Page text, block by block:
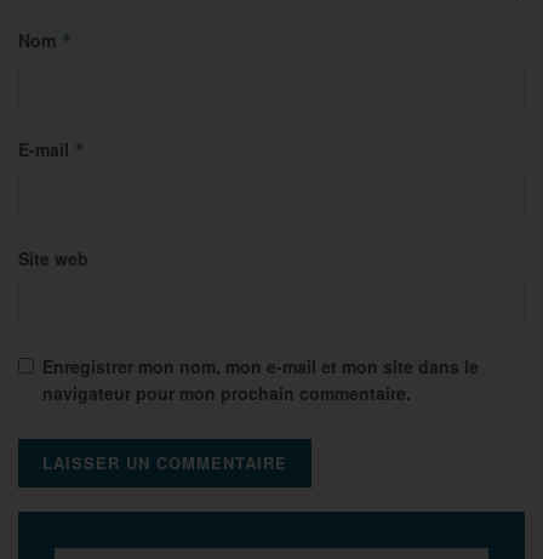
Nom *
E-mail *
Site web
Enregistrer mon nom, mon e-mail et mon site dans le
navigateur pour mon prochain commentaire.